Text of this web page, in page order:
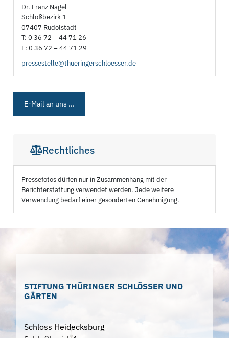
Dr. Franz Nagel
Schloßbezirk 1
07407 Rudolstadt
T: 0 36 72 – 44 71 26
F: 0 36 72 – 44 71 29
pressestelle@thueringerschloesser.de
E-Mail an uns ...
Rechtliches
Pressefotos dürfen nur in Zusammenhang mit der
Berichterstattung verwendet werden. Jede weitere
Verwendung bedarf einer gesonderten Genehmigung.
STIFTUNG THÜRINGER SCHLÖSSER UND
GÄRTEN
Schloss Heidecksburg